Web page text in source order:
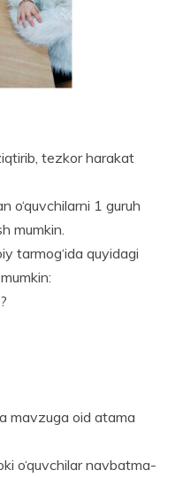
tezkor harakat
o‘quvchilarni 1 guruh
mumkin.
tarmog‘ida quyidagi
mavzuga oid atama
o‘quvchilar navbatma-